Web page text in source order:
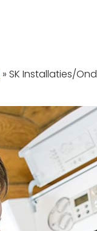
» SK Installaties/